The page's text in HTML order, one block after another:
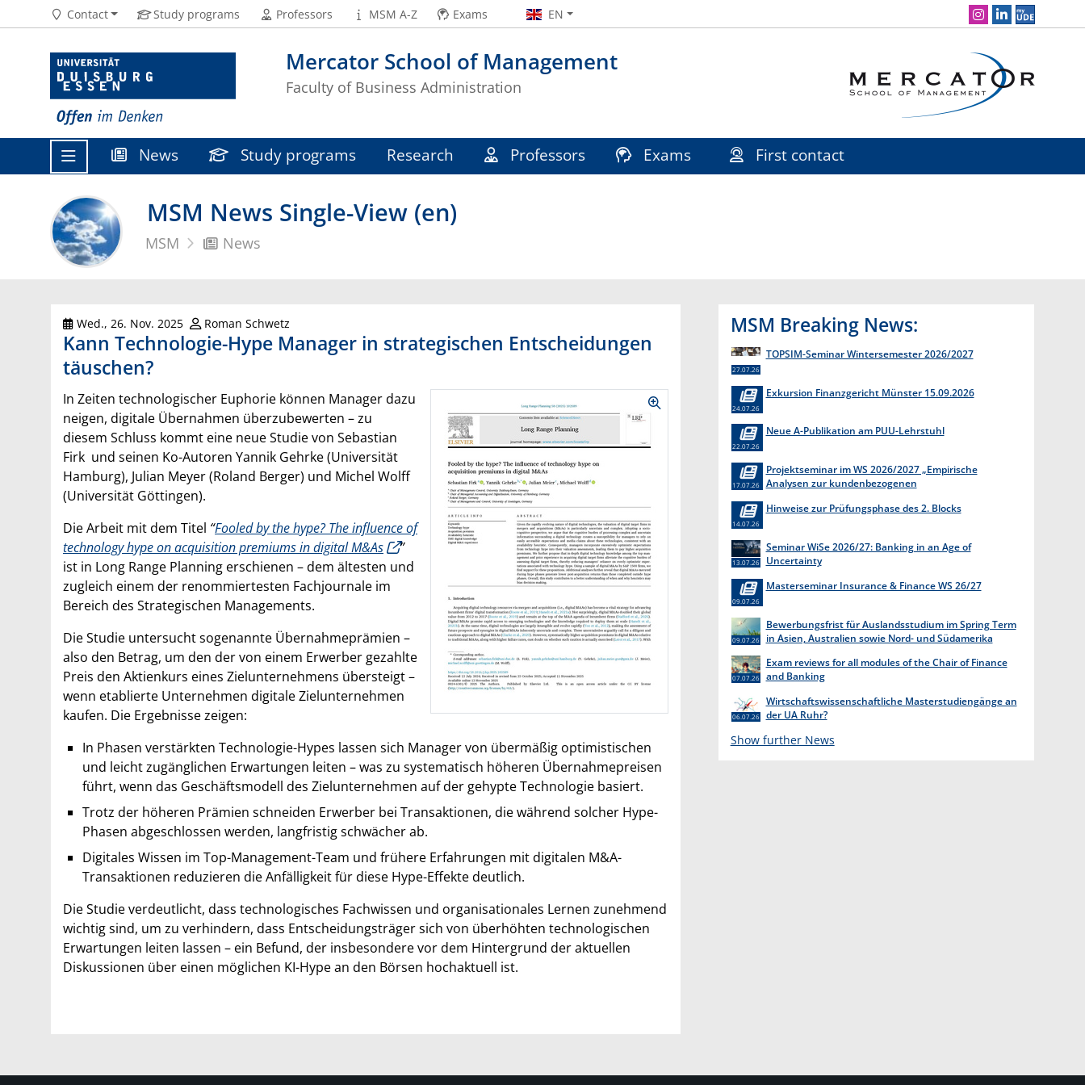
Mercator School of Management
Faculty of Business Administration
Contact Study programs Professors MSM A-Z Exams EN Social Media Navigation
News Study programs Research Professors Exams First contact
MSM News Single-View (en)
MSM News
Wed., 26. Nov. 2025 Roman Schwetz
Kann Technologie-Hype Manager in strategischen Entscheidungen
täuschen?
In Zeiten technologischer Euphorie können Manager dazu
neigen, digitale Übernahmen überzubewerten – zu
diesem Schluss kommt eine neue Studie von Sebastian
Firk und seinen Ko-Autoren Yannik Gehrke (Universität
Hamburg), Julian Meyer (Roland Berger) und Michel Wolff
(Universität Göttingen).
Die Arbeit mit dem Titel “Fooled by the hype? The influence of
technology hype on acquisition premiums in digital M&As
”
ist in Long Range Planning erschienen – dem ältesten und
zugleich einem der renommiertesten Fachjournale im
Bereich des Strategischen Managements.
Die Studie untersucht sogenannte Übernahmeprämien –
also den Betrag, um den der von einem Erwerber gezahlte
Preis den Aktienkurs eines Zielunternehmens übersteigt –
wenn etablierte Unternehmen digitale Zielunternehmen
kaufen. Die Ergebnisse zeigen:
In Phasen verstärkten Technologie-Hypes lassen sich Manager von übermäßig optimistischen
und leicht zugänglichen Erwartungen leiten – was zu systematisch höheren Übernahmepreisen
führt, wenn das Geschäftsmodell des Zielunternehmen auf der gehypte Technologie basiert.
Trotz der höheren Prämien schneiden Erwerber bei Transaktionen, die während solcher Hype-
Phasen abgeschlossen werden, langfristig schwächer ab.
Digitales Wissen im Top-Management-Team und frühere Erfahrungen mit digitalen M&A-
Transaktionen reduzieren die Anfälligkeit für diese Hype-Effekte deutlich.
Die Studie verdeutlicht, dass technologisches Fachwissen und organisationales Lernen zunehmend
wichtig sind, um zu verhindern, dass Entscheidungsträger sich von überhöhten technologischen
Erwartungen leiten lassen – ein Befund, der insbesondere vor dem Hintergrund der aktuellen
Diskussionen über einen möglichen KI-Hype an den Börsen hochaktuell ist.
MSM Breaking News:
TOPSIM-Seminar Wintersemester 2026/2027
27.07.26
Exkursion Finanzgericht Münster 15.09.2026
24.07.26
Neue A-Publikation am PUU-Lehrstuhl
22.07.26
Projektseminar im WS 2026/2027 „Empirische
Analysen zur kundenbezogenen
17.07.26
Hinweise zur Prüfungsphase des 2. Blocks
14.07.26
Seminar WiSe 2026/27: Banking in an Age of
Uncertainty
13.07.26
Masterseminar Insurance & Finance WS 26/27
09.07.26
Bewerbungsfrist für Auslandsstudium im Spring Term
in Asien, Australien sowie Nord- und Südamerika
09.07.26
Exam reviews for all modules of the Chair of Finance
and Banking
07.07.26
Wirtschaftswissenschaftliche Masterstudiengänge an
der UA Ruhr?
06.07.26
Show further News